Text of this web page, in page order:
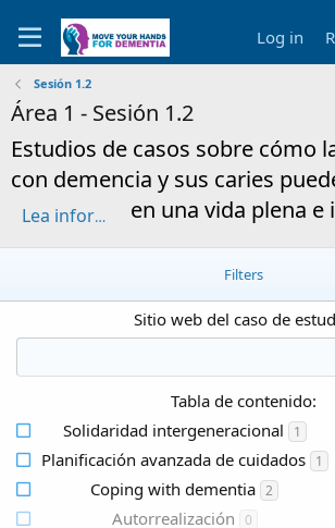
Log in
Sesión 1.2
Área 1 - Sesión 1.2
Estudios de casos sobre cómo
con demencia y sus caries
en una vida plena e
Lea información sobre esta sesión "Estudios de casos sobre cómo las personas con demencia y sus caries pueden participar en una vida plena e inclusiva"
Filters
Sitio web del caso de
Tabla de contenido:
Solidaridad intergeneracional
1
Planificación avanzada de cuidados 1
Coping with dementia 2
Autorrealización 0